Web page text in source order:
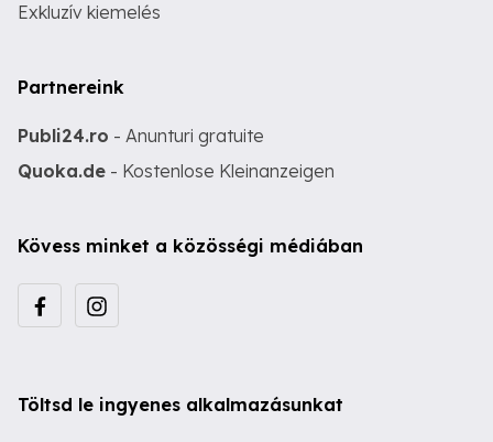
Exkluzív kiemelés
Partnereink
Publi24.ro - Anunturi gratuite
Quoka.de - Kostenlose Kleinanzeigen
Kövess minket a közösségi médiában
Töltsd le ingyenes alkalmazásunkat